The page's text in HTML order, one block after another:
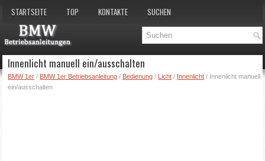
STARTSEITE TOP KONTAKTE SUCHEN
Innenlicht manuell ein/ausschalten
BMW 1er / BMW 1er Betriebsanleitung / Bedienung / Licht / Innenlicht / Innenlicht manuell
ein/ausschalten